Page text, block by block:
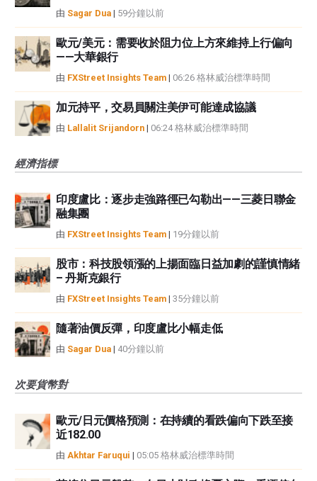
由 Sagar Dua | 59分鐘以前
歐元/美元：需要收於阻力位上方來維持上行偏向
——大華銀行
由 FXStreet Insights Team | 06:26 格林威治標準時間
加元持平，交易員關注美伊可能達成協議
由 Lallalit Srijandorn | 06:24 格林威治標準時間
經濟指標
印度盧比：逐步走強路徑已勾勒出——三菱日聯金
融集團
由 FXStreet Insights Team | 19分鐘以前
股市：科技股領漲的上揚面臨日益加劇的謹慎情緒
– 丹斯克銀行
由 FXStreet Insights Team | 35分鐘以前
隨著油價反彈，印度盧比小幅走低
由 Sagar Dua | 40分鐘以前
次要貨幣對
歐元/日元價格預測：在持續的看跌偏向下跌至接
近182.00
由 Akhtar Faruqui | 05:05 格林威治標準時間